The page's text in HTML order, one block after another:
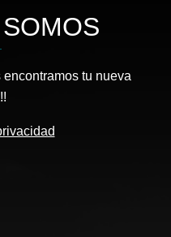
tu nueva